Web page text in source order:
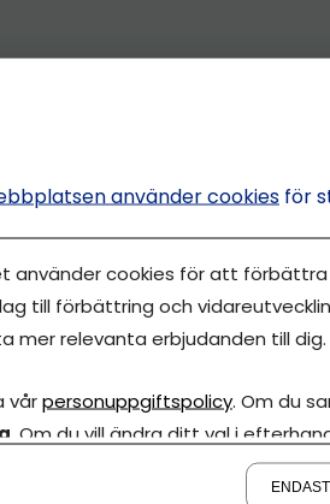
använder cookies för
använder cookies för att
till förbättring och
mer relevanta erbjudanden till dig.
vårpersonuppgiftspolicy. Om du
. Om du vill ändra ditt val i